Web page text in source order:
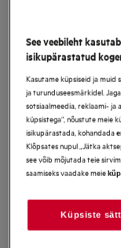
LFR73944FE
kg
Tootekirjeldus
Eelised
7000 seeria
Steam Refresh
See veebileht
isikupärastatud
Kasutame küpsiseid ja muid
ja turunduseesmärkidel.
sotsiaalmeedia, reklaami- ja
küpsistega“, nõustute meie
isikupärastada, kohandada
Klõpsates nupul „Jätka
see võib mõjutada teie
saamiseks vaadake meie
Küpsiste